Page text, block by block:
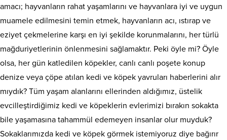
amacı; hayvanların rahat yaşamlarını ve hayvanlara iyi ve uygun
muamele edilmesini temin etmek, hayvanların acı, ıstırap ve
eziyet çekmelerine karşı en iyi şekilde korunmalarını, her türlü
mağduriyetlerinin önlenmesini sağlamaktır. Peki öyle mi? Öyle
olsa, her gün katledilen köpekler, canlı canlı poşete konup
denize veya çöpe atılan kedi ve köpek yavruları haberlerini alır
mıydık? Tüm yaşam alanlarını ellerinden aldığımız, üstelik
evcilleştirdiğimiz kedi ve köpeklerin evlerimizi bırakın sokakta
bile yaşamasına tahammül edemeyen insanlar olur muyduk?
Sokaklarımızda kedi ve köpek görmek istemiyoruz diye bağırır